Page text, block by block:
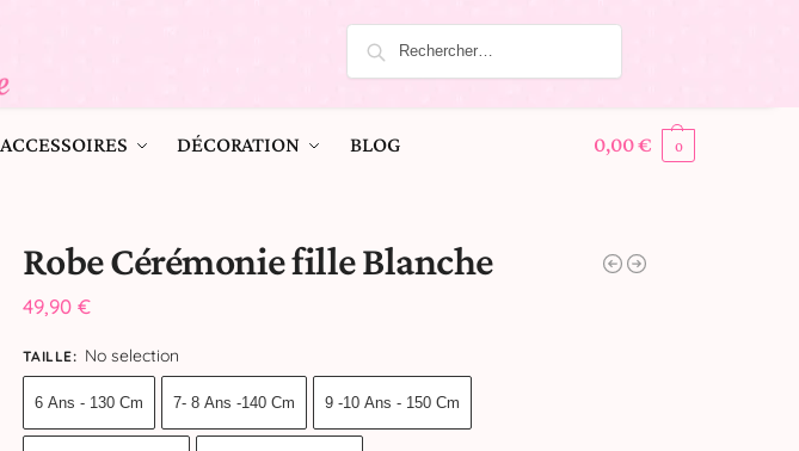
ACCESSOIRES DÉCORATION BLOG 0,00€ 0
Robe Cérémonie fille Blanche
49,90 €
TAILLE: No selection
6 Ans - 130 Cm 7- 8 Ans -140 Cm 9 -10 Ans - 150 Cm